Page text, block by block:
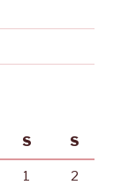
S S
1 2